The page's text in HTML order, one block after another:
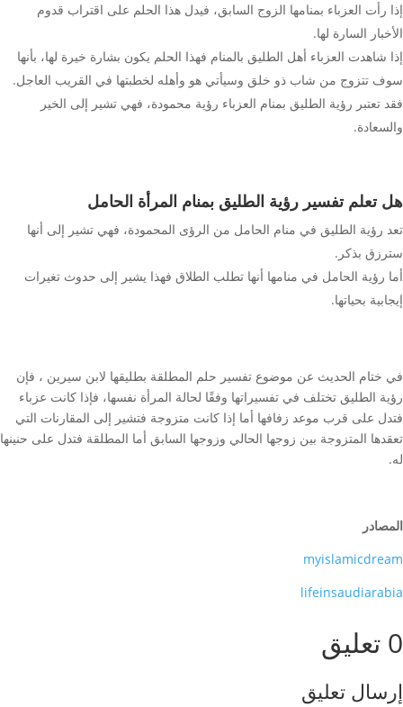
إذا رأت العزباء بمنامها الزوج السابق، فيدل هذا الحلم على اقتراب قدوم
الأخبار السارة لها.
إذا شاهدت العزباء أهل الطليق بالمنام فهذا الحلم يكون بشارة خيرة لها، بأنها
سوف تتزوج من شاب ذو خلق وسيأتي هو وأهله لخطبتها في القريب العاجل.
فقد تعتبر رؤية الطليق بمنام العزباء رؤية محمودة، فهي تشير إلى الخير
والسعادة.
هل تعلم تفسير رؤية الطليق بمنام المرأة الحامل
تعد رؤية الطليق في منام الحامل من الرؤى المحمودة، فهي تشير إلى أنها
سترزق بذكر.
أما رؤية الحامل في منامها أنها تطلب الطلاق فهذا يشير إلى حدوث تغيرات
إيجابية بحياتها.
في ختام الحديث عن موضوع تفسير حلم المطلقة بطليقها لابن سيرين ، فإن
رؤية الطليق تختلف في تفسيراتها وفقًا لحالة المرأة نفسها، فإذا كانت عزباء
فتدل على قرب موعد زفافها أما إذا كانت متزوجة فتشير إلى المقارنات التي
تعقدها المتزوجة بين زوجها الحالي وزوجها السابق أما المطلقة فتدل على حنينها
له.
المصادر
myislamicdream
lifeinsaudiarabia
0 تعليق
إرسال تعليق